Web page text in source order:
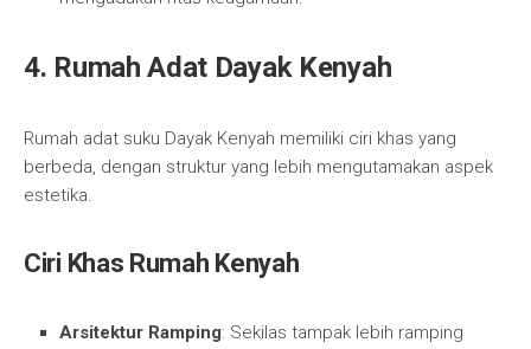
4. Rumah Adat Dayak Kenyah
Rumah adat suku Dayak Kenyah memiliki ciri khas yang
berbeda, dengan struktur yang lebih mengutamakan aspek
estetika.
Ciri Khas Rumah Kenyah
Arsitektur Ramping: Sekilas tampak lebih ramping